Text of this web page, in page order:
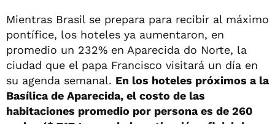
Mientras Brasil se prepara para recibir al máximo
pontífice, los hoteles ya aumentaron, en
promedio un 232% en Aparecida do Norte, la
ciudad que el papa Francisco visitará un día en
su agenda semanal. En los hoteles próximos a la
Basílica de Aparecida, el costo de las
habitaciones promedio por persona es de 260